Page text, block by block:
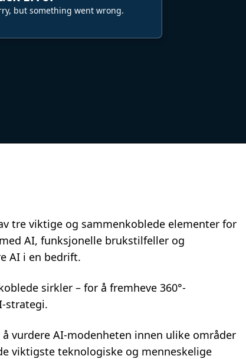
tre viktige og sammenkoblede elementer for
AI, funksjonelle brukstilfeller og
AI i en bedrift.
sirkler – for å fremheve 360°-
strategi.
vurdere AI-modenheten innen ulike områder
viktigste teknologiske og menneskelige